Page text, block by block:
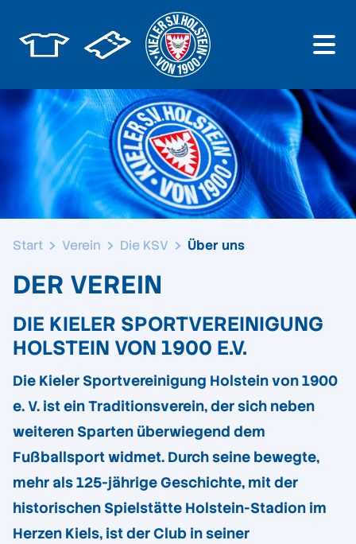
Start Verein Die KSV Über uns
DER VEREIN
DIE KIELER SPORTVEREINIGUNG
HOLSTEIN VON 1900 E.V.
Die Kieler Sportvereinigung Holstein von 1900
e. V. ist ein Traditionsverein, der sich neben
weiteren Sparten überwiegend dem
Fußballsport widmet. Durch seine bewegte,
mehr als 125-jährige Geschichte, mit der
historischen Spielstätte Holstein-Stadion im
Herzen Kiels, ist der Club in seiner